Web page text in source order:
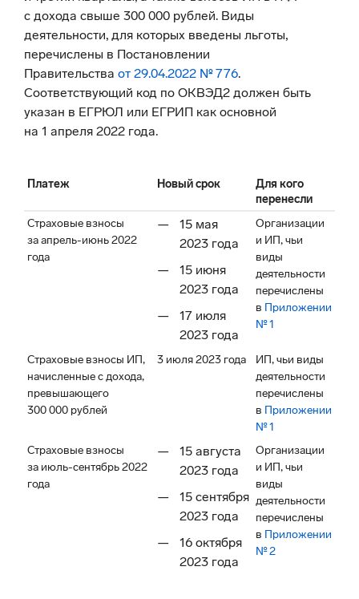
с дохода свыше 300 000 рублей. Виды
деятельности, для которых введены льготы,
перечислены в Постановлении
Правительства от 29.04.2022 № 776.
Соответствующий код по ОКВЭД2 должен быть
указан в ЕГРЮЛ или ЕГРИП как основной
на 1 апреля 2022 года.
Платеж Новый срок
Для кого
перенесли
Страховые взносы
за апрель-июнь 2022
года
15 мая
2023 года
15 июня
2023 года
17 июля
2023 года
Организации
и ИП, чьи
виды
деятельности
перечислены
в Приложении
№ 1
Страховые взносы ИП,
начисленные с дохода,
превышающего
300 000 рублей
3 июля 2023 года
ИП, чьи виды
деятельности
перечислены
в Приложении
№ 1
Страховые взносы
за июль-сентябрь 2022
года
15 августа
2023 года
15 сентября
2023 года
16 октября
2023 года
Организации
и ИП, чьи
виды
деятельности
перечислены
в Приложении
№ 2